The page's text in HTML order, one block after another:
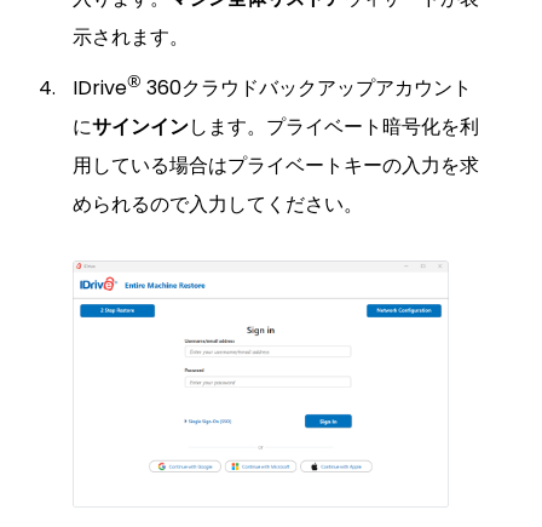
示されます。
IDrive® 360クラウドバックアップアカウント
にサインインします。プライベート暗号化を利
用している場合はプライベートキーの入力を求
められるので入力してください。